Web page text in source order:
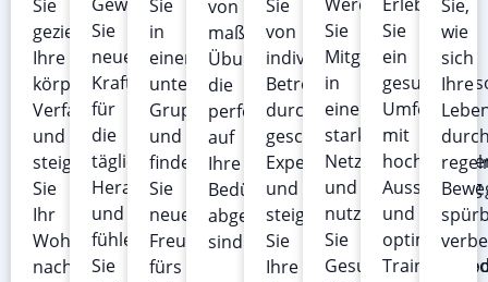
Sie
gezielt
Ihre
körperliche
Verfassung
und
steigern
Sie
Ihr
Wohlbefinden
nachhaltig.
Gewinnen
Sie
neue
Kraft
für
die
täglichen
Herausforderungen
und
fühlen
Sie
Sie
in
einer
unterstützenden
Gruppe
und
finden
Sie
neue
Freundschaften
fürs
von
maßgeschneiderten
Übungen,
die
perfekt
auf
Ihre
Bedürfnisse
abgestimmt
sind.
Sie
von
individueller
Betreuung
durch
geschulte
Experten
und
steigern
Sie
Ihre
Werden
Sie
Mitglied
in
einem
starken
Netzwerk
und
nutzen
Sie
Erleben
Sie
ein
Umfeld
mit
Ausstattung
und
optimalen
Sie,
wie
sich
Ihre